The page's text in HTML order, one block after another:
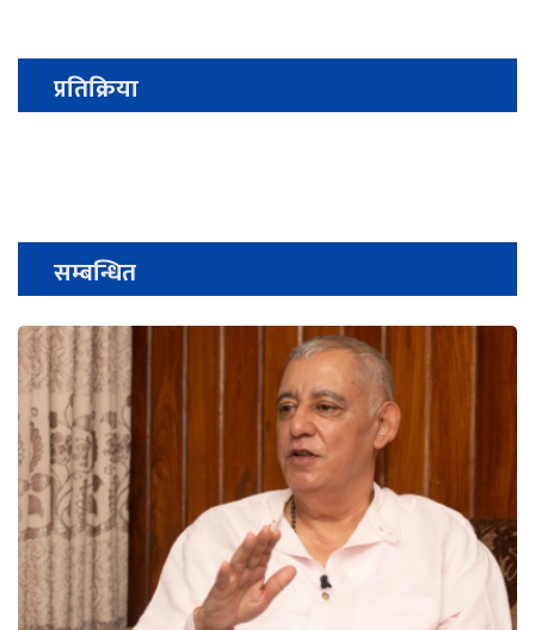
प्रतिक्रिया
सम्बन्धित